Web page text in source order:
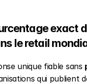
exact
le retail
unique fiable sans
qui publient